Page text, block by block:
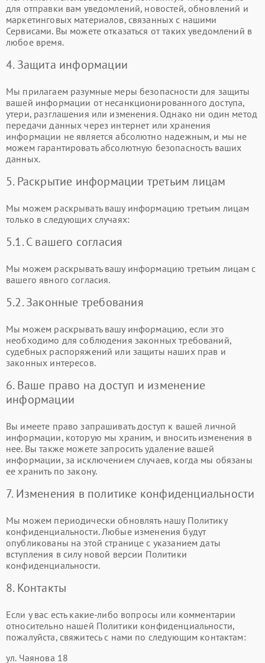
для отправки вам уведомлений, новостей, обновлений и
маркетинговых материалов, связанных с нашими
Сервисами. Вы можете отказаться от таких уведомлений в
любое время.
4. Защита информации
Мы прилагаем разумные меры безопасности для защиты
вашей информации от несанкционированного доступа,
утери, разглашения или изменения. Однако ни один метод
передачи данных через интернет или хранения
информации не является абсолютно надежным, и мы не
можем гарантировать абсолютную безопасность ваших
данных.
5. Раскрытие информации третьим лицам
Мы можем раскрывать вашу информацию третьим лицам
только в следующих случаях:
5.1. С вашего согласия
Мы можем раскрывать вашу информацию третьим лицам с
вашего явного согласия.
5.2. Законные требования
Мы можем раскрывать вашу информацию, если это
необходимо для соблюдения законных требований,
судебных распоряжений или защиты наших прав и
законных интересов.
6. Ваше право на доступ и изменение
информации
Вы имеете право запрашивать доступ к вашей личной
информации, которую мы храним, и вносить изменения в
нее. Вы также можете запросить удаление вашей
информации, за исключением случаев, когда мы обязаны
ее хранить по закону.
7. Изменения в политике конфиденциальности
Мы можем периодически обновлять нашу Политику
конфиденциальности. Любые изменения будут
опубликованы на этой странице с указанием даты
вступления в силу новой версии Политики
конфиденциальности.
8. Контакты
Если у вас есть какие-либо вопросы или комментарии
относительно нашей Политики конфиденциальности,
пожалуйста, свяжитесь с нами по следующим контактам:
ул. Чаянова 18